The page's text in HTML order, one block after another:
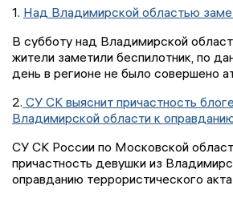
1. Над Владимирской областью
В субботу над Владимирской
жители заметили беспилотник, по
день в регионе не было совершено
2. СУ СК выяснит причастность
Владимирской области к
СУ СК России по Московской
причастность девушки из
оправданию террористического